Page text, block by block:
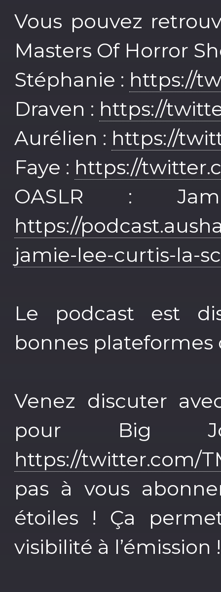
Vous pouvez
Masters Of Horror
Stéphanie : https://
Draven : https://
Aurélien : https://
Faye : https://
OASLR :
https://
jamie-lee-curtis-la-
Le podcast est
bonnes plateformes
Venez discuter
pour Big
https://twitter.com/
pas à vous
étoiles ! Ça
visibilité à l’émission !